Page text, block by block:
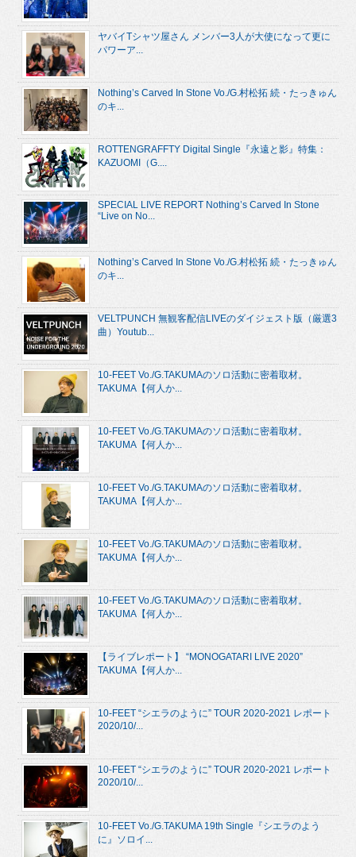
ヤバイTシャツ屋さん メンバー3人が大使になって更に
パワーア...
Nothing’s Carved In Stone Vo./G.村松拓 続・たっきゅん
のキ...
ROTTENGRAFFTY Digital Single『永遠と影』特集：
KAZUOMI（G....
SPECIAL LIVE REPORT Nothing’s Carved In Stone
“Live on No...
Nothing’s Carved In Stone Vo./G.村松拓 続・たっきゅん
のキ...
VELTPUNCH 無観客配信LIVEのダイジェスト版（厳選3
曲）Youtub...
10-FEET Vo./G.TAKUMAのソロ活動に密着取材。
TAKUMA【何人か...
10-FEET Vo./G.TAKUMAのソロ活動に密着取材。
TAKUMA【何人か...
10-FEET Vo./G.TAKUMAのソロ活動に密着取材。
TAKUMA【何人か...
10-FEET Vo./G.TAKUMAのソロ活動に密着取材。
TAKUMA【何人か...
10-FEET Vo./G.TAKUMAのソロ活動に密着取材。
TAKUMA【何人か...
【ライブレポート】 “MONOGATARI LIVE 2020”
TAKUMA【何人か...
10-FEET “シエラのように” TOUR 2020-2021 レポート
2020/10/...
10-FEET “シエラのように” TOUR 2020-2021 レポート
2020/10/...
10-FEET Vo./G.TAKUMA 19th Single『シエラのよう
に』ソロイ...